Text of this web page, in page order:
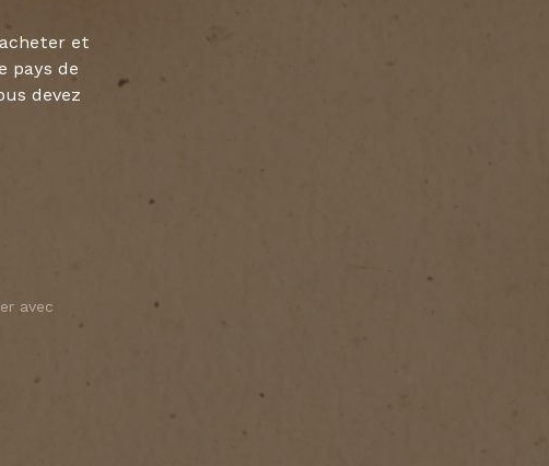
et
pays de
devez
avec